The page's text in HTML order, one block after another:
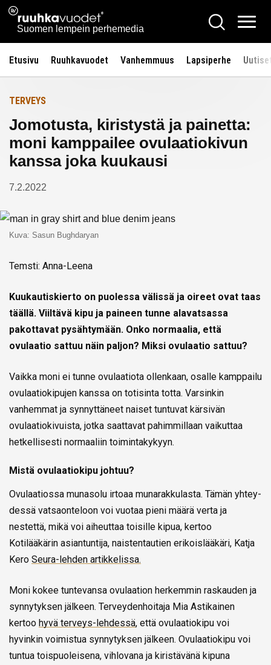
Siirry
sisältöön
Ruuhkavuodet.fi
Suomen lempein perhemedia
Hae
Etusivu Ruuhkavuodet Vanhemmuus Lapsiperhe
Etusivulle
TERVEYS
Jomotusta, kiristystä ja painetta:
moni kamppailee ovulaatiokivun
kanssa joka kuukausi
7.2.2022
Kuva: Sasun Bughdaryan
Temsti: Anna-Leena
Kuukautiskierto on puolessa välissä ja oireet ovat taas
täällä. Viiltävä kipu ja paineen tunne alavatsassa
pakottavat pysähtymään. Onko normaalia, että
ovulaatio sattuu näin paljon? Miksi ovulaatio sattuu?
Vaikka moni ei tunne ovulaatiota ollenkaan, osalle kamppailu
ovulaatiokipujen kanssa on totisinta totta. Varsinkin
vanhemmat ja synnyttäneet naiset tuntuvat kärsivän
ovulaatiokivuista, jotka saattavat pahimmillaan vaikuttaa
hetkellisesti normaaliin toimintakykyyn.
Mistä ovulaatiokipu johtuu?
Ovulaatiossa munasolu irtoaa munarakkulasta. Tämän yhtey­
dessä vatsaonteloon voi vuotaa pieni määrä verta ja
nestettä, mikä voi aiheuttaa toisille kipua, kertoo
Kotilääkärin asiantuntija, naistentautien erikoislääkäri, Katja
Kero Seura-lehden artikkelissa.
Moni kokee tuntevansa ovulaation herkemmin raskauden ja
synnytyksen jälkeen. Terveydenhoitaja Mia Astikainen
kertoo hyvä terveys-lehdessä, että ovulaatiokipu voi
hyvinkin voimistua synnytyksen jälkeen. Ovulaatiokipu voi
tuntua toispuoleisena, vihlovana ja kiristävänä kipuna